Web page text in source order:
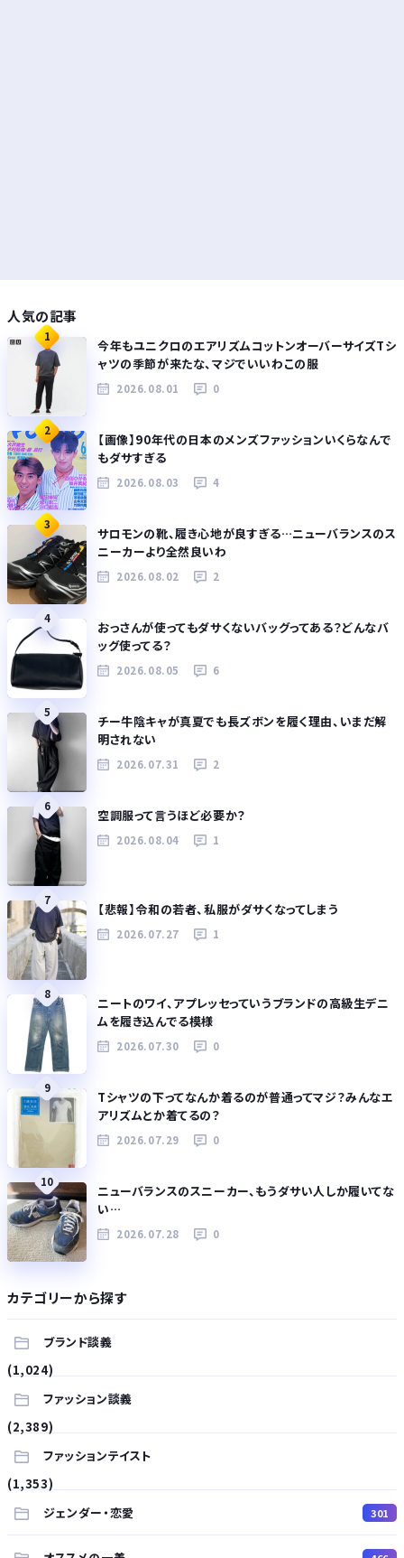
人気の記事
1
今年もユニクロのエアリズムコットンオーバーサイズTシ
ャツの季節が来たな、マジでいいわこの服
2026.08.01 0
2
【画像】90年代の日本のメンズファッションいくらなんで
もダサすぎる
2026.08.03 4
3
サロモンの靴、履き心地が良すぎる…ニューバランスのス
ニーカーより全然良いわ
2026.08.02 2
4
おっさんが使ってもダサくないバッグってある？どんなバ
ッグ使ってる？
2026.08.05 6
5
チー牛陰キャが真夏でも長ズボンを履く理由、いまだ解
明されない
2026.07.31 2
6
空調服って言うほど必要か？
2026.08.04 1
7
【悲報】令和の若者、私服がダサくなってしまう
2026.07.27 1
8
ニートのワイ、アプレッセっていうブランドの高級生デニ
ムを履き込んでる模様
2026.07.30 0
9
Tシャツの下ってなんか着るのが普通ってマジ？みんなエ
アリズムとか着てるの？
2026.07.29 0
10
ニューバランスのスニーカー、もうダサい人しか履いてな
い…
2026.07.28 0
カテゴリーから探す
ブランド談義
(1,024)
ファッション談義
(2,389)
ファッションテイスト
(1,353)
ジェンダー・恋愛
301